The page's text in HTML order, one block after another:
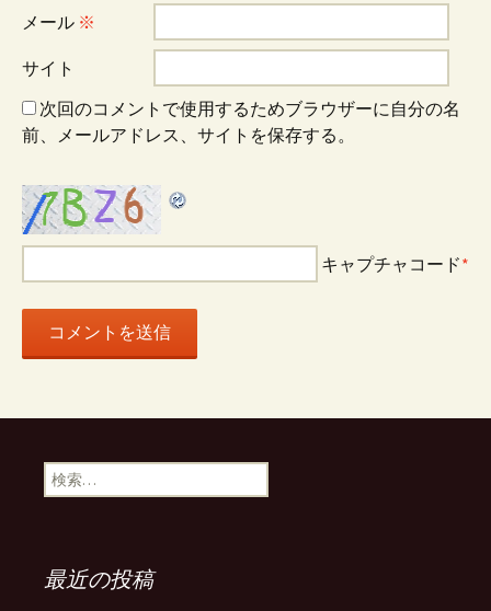
ョ
ン
メール ※
サイト
次回のコメントで使用するためブラウザーに自分の名
前、メールアドレス、サイトを保存する。
キャプチャコード*
検
索:
最近の投稿